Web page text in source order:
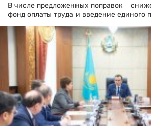
В числе предложенных поправок –
фонд оплаты труда и введение единого